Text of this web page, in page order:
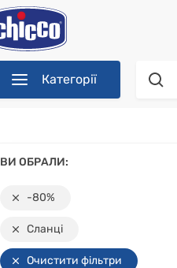
Категорії
ВИ ОБРАЛИ:
-80%
Сланці
Очистити фільтри